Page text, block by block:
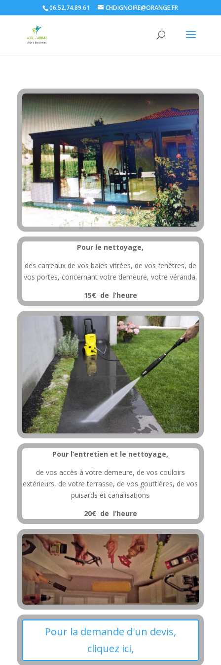
06.52.74.89.61 CHDIGNOIRE@ORANGE.FR
Pour le nettoyage,
des carreaux de vos baies vitrées, de vos fenêtres, de
vos portes, concernant votre demeure, votre véranda,
15€ de l’heure
Pour l’entretien et le nettoyage,
de vos accès à votre demeure, de vos couloirs
extérieurs, de votre terrasse, de vos gouttières, de vos
puisards et canalisations
20€ de l’heure
Pour la demande d'un devis,
cliquez ici,